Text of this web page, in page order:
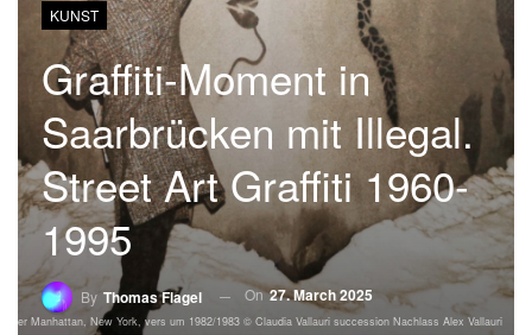
KUNST
Graffiti-Moment in
Saarbrücken mit Illegal.
Street Art Graffiti 1960-
1995
By Thomas Flagel On27. March 2025
Manhattan, New York, vers um 1982/1983 © Claudia Vallauri succession Nachlass Alex Vallauri